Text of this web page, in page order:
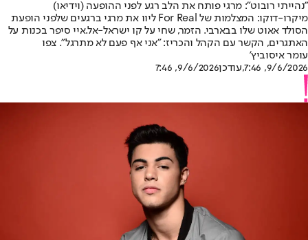
"נהייתי רובוט": מרגי פותח את הלב רגע לפני ההופעה (וידיאו)
מיקרו-דוקו: המצלמות של For Real ליוו את מרגי ברגעים שלפני הופעת
הסולד אאוט שלו בבארבי. הזמר, שחי על קו ישראל-אל.איי סיפר בכנות על
האתגרים, הקשר עם הקהל והכריז: "אני אף פעם לא מתרגל". צפו
עומר איסוביץ'
9/6/2026, 7:46
,עודכן9/6/2026, 7:46